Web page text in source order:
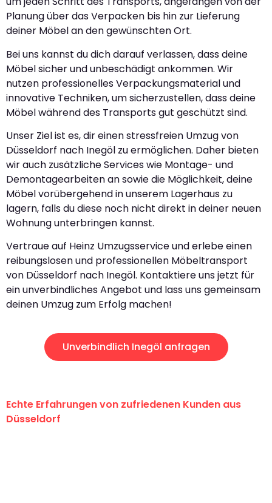
Planung über das Verpacken bis hin zur Lieferung
deiner Möbel an den gewünschten Ort.
Bei uns kannst du dich darauf verlassen, dass deine
Möbel sicher und unbeschädigt ankommen. Wir
nutzen professionelles Verpackungsmaterial und
innovative Techniken, um sicherzustellen, dass deine
Möbel während des Transports gut geschützt sind.
Unser Ziel ist es, dir einen stressfreien Umzug von
Düsseldorf nach Inegöl zu ermöglichen. Daher bieten
wir auch zusätzliche Services wie Montage- und
Demontagearbeiten an sowie die Möglichkeit, deine
Möbel vorübergehend in unserem Lagerhaus zu
lagern, falls du diese noch nicht direkt in deiner neuen
Wohnung unterbringen kannst.
Vertraue auf Heinz Umzugsservice und erlebe einen
reibungslosen und professionellen Möbeltransport
von Düsseldorf nach Inegöl. Kontaktiere uns jetzt für
ein unverbindliches Angebot und lass uns gemeinsam
deinen Umzug zum Erfolg machen!
Unverbindlich Inegöl anfragen
Echte Erfahrungen von zufriedenen Kunden aus
Düsseldorf